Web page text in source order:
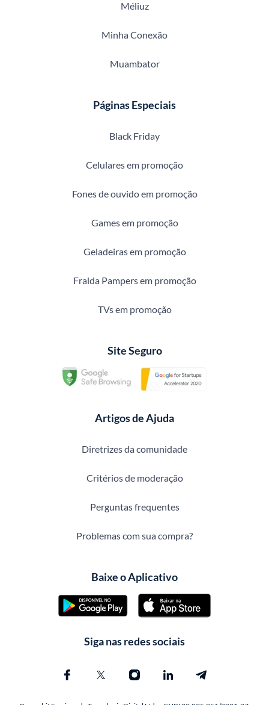
Méliuz
Minha Conexão
Muambator
Páginas Especiais
Black Friday
Celulares em promoção
Fones de ouvido em promoção
Games em promoção
Geladeiras em promoção
Fralda Pampers em promoção
TVs em promoção
Site Seguro
Artigos de Ajuda
Diretrizes da comunidade
Critérios de moderação
Perguntas frequentes
Problemas com sua compra?
Baixe o Aplicativo
Siga nas redes sociais